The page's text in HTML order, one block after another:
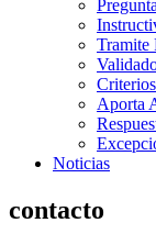
Tramite
Aporta
Noticias
contacto